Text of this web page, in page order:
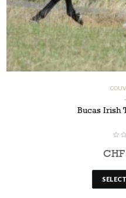
Bucas Irish
CHF